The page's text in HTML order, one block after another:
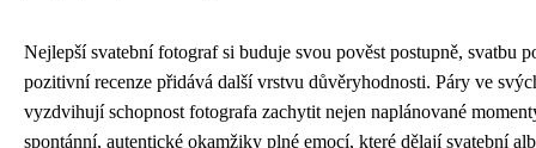
Nejlepší svatební fotograf si buduje svou pověst postupně, svatbu
pozitivní recenze přidává další vrstvu důvěryhodnosti. Páry ve
vyzdvihují schopnost fotografa zachytit nejen naplánované
spontánní, autentické okamžiky plné emocí, které dělají svatební